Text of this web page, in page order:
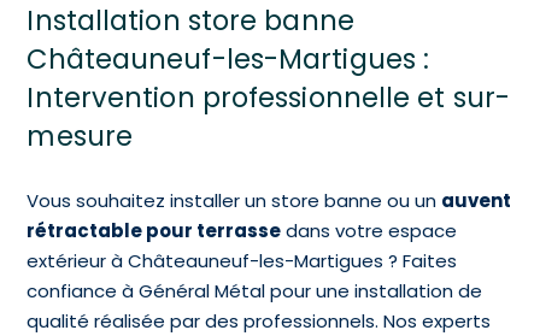
Installation store banne
Châteauneuf-les-Martigues :
Intervention professionnelle et sur-
mesure
Vous souhaitez installer un store banne ou un auvent
rétractable pour terrassedans votre espace
extérieur à Châteauneuf-les-Martigues ? Faites
confiance à Général Métal pour une installation de
qualité réalisée par des professionnels. Nos experts